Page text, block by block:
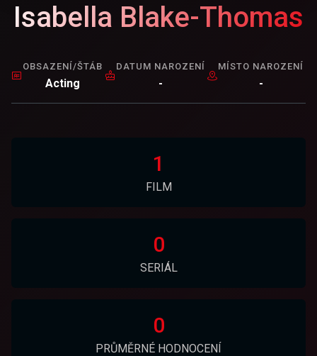
Isabella Blake-Thomas
OBSAZENÍ/ŠTÁB
Acting
DATUM NAROZENÍ
-
MÍSTO NAROZENÍ
-
1
FILM
0
SERIÁL
0
PRŮMĚRNÉ HODNOCENÍ